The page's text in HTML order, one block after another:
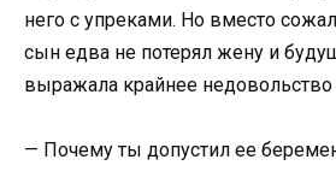
него с упреками. Но вместо
сын едва не потерял жену и
выражала крайнее
— Почему ты допустил ее